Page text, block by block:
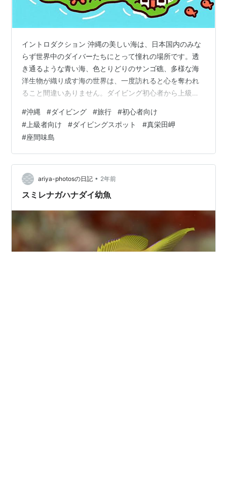
イントロダクション 沖縄の美しい海は、日本国内のみな
らず世界中のダイバーたちにとって憧れの場所です。透
き通るような青い海、色とりどりのサンゴ礁、多様な海
洋生物が織り成す海の世界は、一度訪れると心を奪われ
ること間違いありません。ダイビング初心者から上級者
れに異なる魅力があります。 この記事では、沖縄旅行の
際に絶対外せない、初心者から上級者まで楽しめるダイ
ビングスポットを5つ厳選してご紹介します。それぞれの
スポットの見どころや楽しみ方を詳しく解説し、あなた
の沖縄ダイビング体験をより充実したものにするお手伝
いをします。この記事を参考に、ぜひ沖縄の海の…
#沖縄 #ダイビング #旅行 #初心者向け
# 上級者向け #ダイビングスポット #真栄田岬
#座間味島
ariya-photosの日記 • 2年前
スミレナガハナダイ幼魚